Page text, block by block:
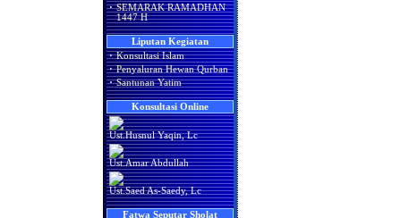
· SEMARAK RAMADHAN
1447 H
Liputan Kegiatan
· Konsultasi Islam
· Penyaluran Hewan Qurban
· Santunan Yatim
Konsultasi Online
Ust.Husnul Yaqin, Lc
Ust.Amar Abdullah
Ust.Saed As-Saedy, Lc
Fatwa Seputar Sholat